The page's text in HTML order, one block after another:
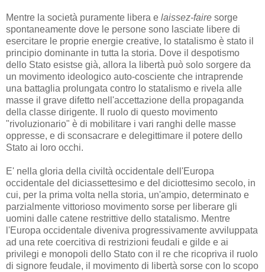
Mentre la società puramente libera e laissez-faire sorge
spontaneamente dove le persone sono lasciate libere di
esercitare le proprie energie creative, lo statalismo è stato il
principio dominante in tutta la storia. Dove il despotismo
dello Stato esistse già, allora la libertà può solo sorgere da
un movimento ideologico auto-cosciente che intraprende
una battaglia prolungata contro lo statalismo e rivela alle
masse il grave difetto nell'accettazione della propaganda
della classe dirigente. Il ruolo di questo movimento
"rivoluzionario" è di mobilitare i vari ranghi delle masse
oppresse, e di sconsacrare e delegittimare il potere dello
Stato ai loro occhi.
E' nella gloria della civiltà occidentale dell'Europa
occidentale del diciassettesimo e del diciottesimo secolo, in
cui, per la prima volta nella storia, un'ampio, determinato e
parzialmente vittorioso movimento sorse per liberare gli
uomini dalle catene restrittive dello statalismo. Mentre
l'Europa occidentale diveniva progressivamente avviluppata
ad una rete coercitiva di restrizioni feudali e gilde e ai
privilegi e monopoli dello Stato con il re che ricopriva il ruolo
di signore feudale, il movimento di libertà sorse con lo scopo